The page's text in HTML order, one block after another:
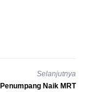
Selanjutnya
Naik MRT